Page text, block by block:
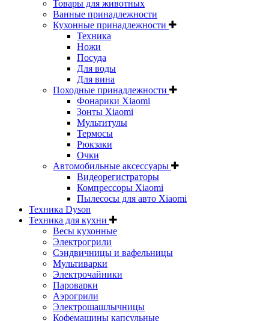
Товары для животных
Ванные принадлежности
Кухонные принадлежности
Техника
Ножи
Посуда
Для воды
Для вина
Походные принадлежности
Фонарики Xiaomi
Зонты Xiaomi
Мультитулы
Термосы
Рюкзаки
Очки
Автомобильные аксессуары
Видеорегистраторы
Компрессоры Xiaomi
Пылесосы для авто Xiaomi
Техника Dyson
Техника для кухни
Весы кухонные
Электрогрили
Сэндвичницы и вафельницы
Мультиварки
Электрочайники
Пароварки
Аэрогрили
Электрошашлычницы
Кофемашины капсульные